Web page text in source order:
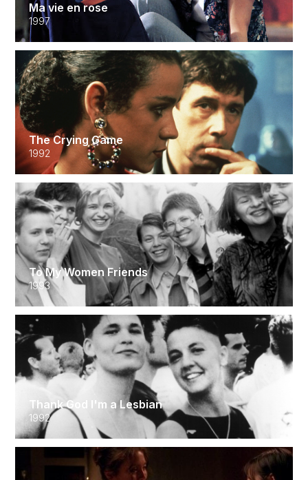
Ma vie en rose
1997
The Crying Game
1992
To My Women Friends
1993
Thank God I'm a Lesbian
1992